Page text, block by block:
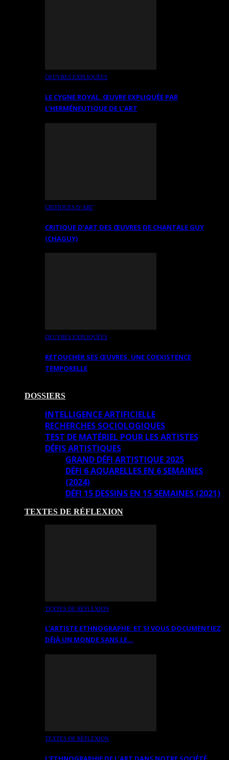
OEUVRES EXPLIQUÉES
LE CYGNE ROYAL. ŒUVRE EXPLIQUÉE PAR
L’HERMÉNEUTIQUE DE L’ART
CRITIQUES D’ART
CRITIQUE D’ART DES ŒUVRES DE CHANTALE GUY
(CHAGUY)
OEUVRES EXPLIQUÉES
RETOUCHER SES ŒUVRES. UNE COEXISTENCE
TEMPORELLE
DOSSIERS
INTELLIGENCE ARTIFICIELLE
RECHERCHES SOCIOLOGIQUES
TEST DE MATÉRIEL POUR LES ARTISTES
DÉFIS ARTISTIQUES
GRAND DÉFI ARTISTIQUE 2025
DÉFI 6 AQUARELLES EN 6 SEMAINES
(2024)
DÉFI 15 DESSINS EN 15 SEMAINES (2021)
TEXTES DE RÉFLEXION
TEXTES DE RÉFLEXION
L’ARTISTE ETHNOGRAPHE: ET SI VOUS DOCUMENTIEZ
DÉJÀ UN MONDE SANS LE…
TEXTES DE RÉFLEXION